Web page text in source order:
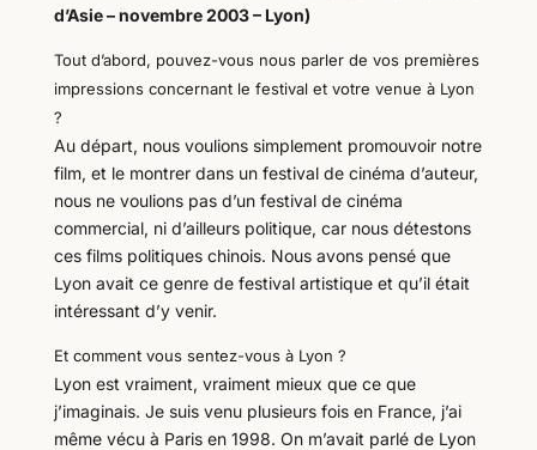
d’Asie – novembre 2003 – Lyon)
Tout d’abord, pouvez-vous nous parler de vos premières
impressions concernant le festival et votre venue à Lyon
?
Au départ, nous voulions simplement promouvoir notre
film, et le montrer dans un festival de cinéma d’auteur,
nous ne voulions pas d’un festival de cinéma
commercial, ni d’ailleurs politique, car nous détestons
ces films politiques chinois. Nous avons pensé que
Lyon avait ce genre de festival artistique et qu’il était
intéressant d’y venir.
Et comment vous sentez-vous à Lyon ?
Lyon est vraiment, vraiment mieux que ce que
j’imaginais. Je suis venu plusieurs fois en France, j’ai
même vécu à Paris en 1998. On m’avait parlé de Lyon